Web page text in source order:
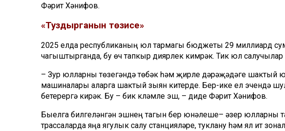
Фәрит Хәнифов.
«Туздырганын төзисе»
2025 елда республиканың юл тармагы бюджеты 29 миллиард
чагыштырганда, бу өчтапкыр диярлек кимрәк. Тик юл салучылар
– Зур юлларны төзегәндә төбәк һәм җирле дәрәҗәдәге шактый
машиналары аларга шактый зыян китерде. Бер-ике ел эчендә
бетерергә кирәк. Бу – бик күләмле эш, – диде Фәрит Хәнифов.
Быелга билгеләнгән эшнең тагын бер юнәлеше– әзер юлларны
трассаларда яңа ягулык салу станцияләре, туклану һәм ял итү